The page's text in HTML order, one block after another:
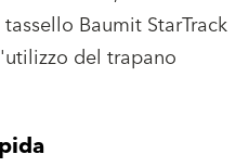
Baumit StarTrack
del trapano